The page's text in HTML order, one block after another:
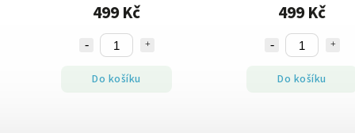
499 Kč
Do košíku
499 Kč
Do košíku